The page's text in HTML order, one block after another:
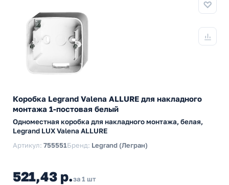
Коробка Legrand Valena ALLURE для накладного
монтажа 1-постовая белый
Одноместная коробка для накладного монтажа, белая,
Legrand LUX Valena ALLURE
Артикул: 755551Бренд: Legrand (Легран)
521,43 р.за 1 шт